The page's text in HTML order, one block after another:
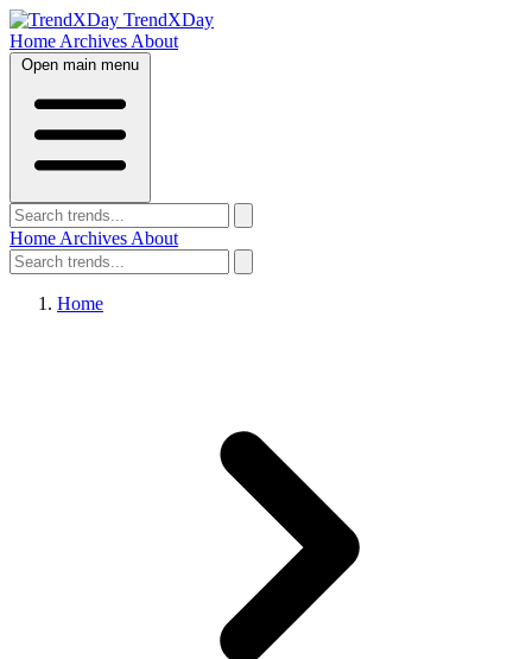
TrendXDay
Home Archives About
Open main menu
Home Archives About
Home